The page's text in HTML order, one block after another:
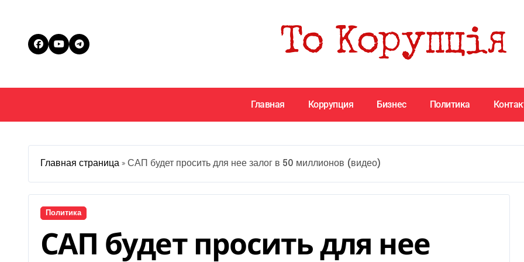
Главная Коррупция Бизнес Политика
Главная страница » САП будет просить для нее залог в 50 миллионов (видео)
Политика
САП будет просить для нее